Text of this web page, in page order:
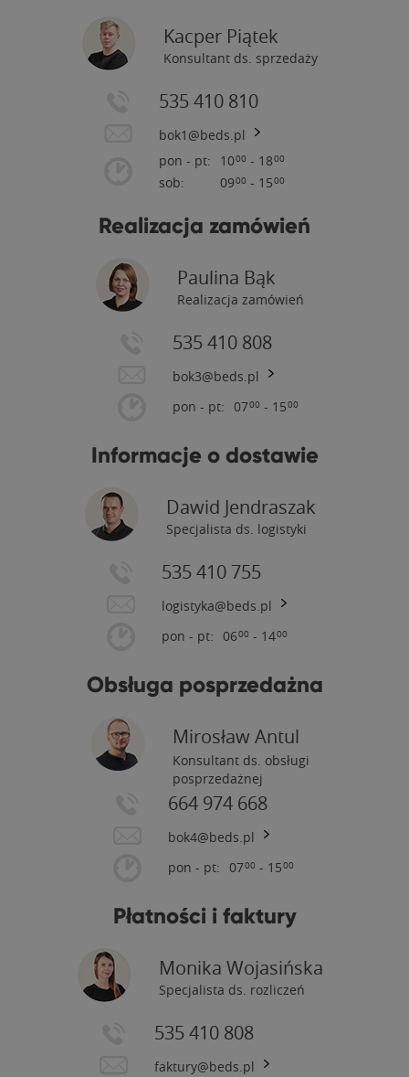
Kacper Piątek
Konsultant ds. sprzedaży
535 410 810
bok1@beds.pl
pon - pt:
sob:
1000 - 1800
0900 - 1500
Realizacja zamówień
Paulina Bąk
Realizacja zamówień
535 410 808
bok3@beds.pl
pon - pt: 0700 - 1500
Informacje o dostawie
Dawid Jendraszak
Specjalista ds. logistyki
535 410 755
logistyka@beds.pl
pon - pt: 0600 - 1400
Obsługa posprzedażna
Mirosław Antul
Konsultant ds. obsługi
posprzedażnej
664 974 668
bok4@beds.pl
pon - pt: 0700 - 1500
Płatności i faktury
Monika Wojasińska
Specjalista ds. rozliczeń
535 410 808
faktury@beds.pl